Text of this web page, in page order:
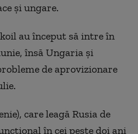
şi ungare.
au început să intre în
însă Ungaria şi
de aprovizionare
care leagă Rusia de
în cei peste doi ani